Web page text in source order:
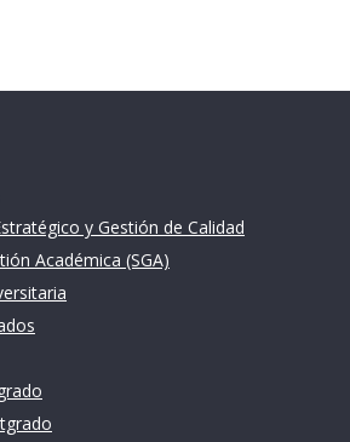
y Gestión de Calidad
Académica (SGA)